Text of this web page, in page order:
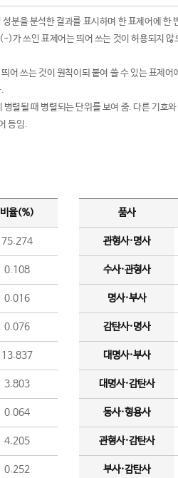
을 분석한 결과를 표시하며 한 표제어에 한
)가 쓰인 표제어는 띄어 쓰는 것이 허용되지
쓰는 것이 원칙이되 붙여 쓸 수 있는 표제어
렬될 때 병렬되는 단위를 보여 줌. 다른 기호와
등임.
비율(%)
75.274
0.108
0.016
0.076
13.837
3.803
0.064
4.205
0.252
품사
관형사·명사
수사·관형사
명사·부사
감탄사·명사
대명사·부사
대명사·감탄사
동사·형용사
관형사·감탄사
부사·감탄사